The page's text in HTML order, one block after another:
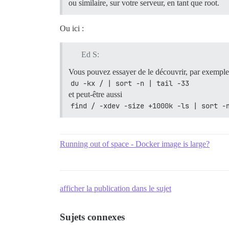
ou similaire, sur votre serveur, en tant que root.
Ou ici :
Ed S:
Vous pouvez essayer de le découvrir, par
du -kx / | sort -n | tail -33
et peut-être aussi
find / -xdev -size +1000k -ls | sort
Running out of space - Docker image is large?
afficher la publication dans le sujet
Sujets connexes